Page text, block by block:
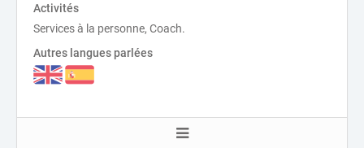
Activités
Services à la personne, Coach.
Autres langues parlées